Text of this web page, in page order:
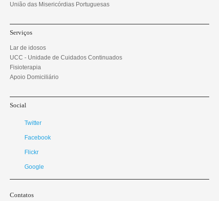
União das Misericórdias Portuguesas
Serviços
Lar de idosos
UCC - Unidade de Cuidados Continuados
Fisioterapia
Apoio Domiciliário
Social
Twitter
Facebook
Flickr
Google
Contatos